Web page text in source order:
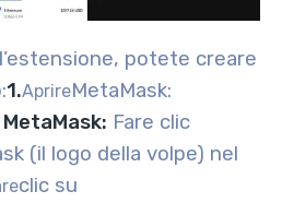
potete creare
1.AprireMetaMask:
Fare clic
(il logo della volpe) nel
clic su